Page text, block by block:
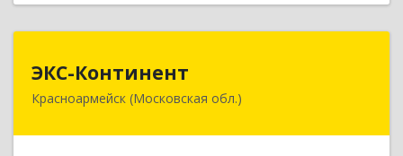
ЭКС-Континент
Красноармейск (Московская обл.)
141292, Московская область, Красноармейск,